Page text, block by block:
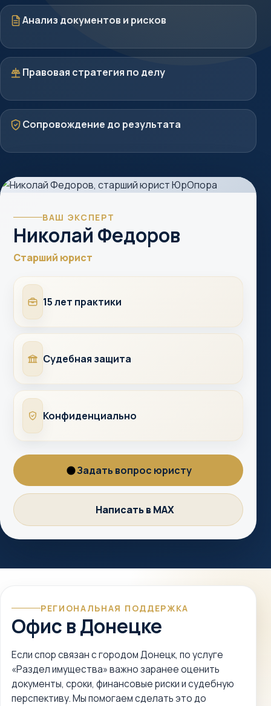
Документы
Анализ документов и рисков
Стратегия
Правовая стратегия по делу
Защита
Сопровождение до результата
ВАШ ЭКСПЕРТ
Николай Федоров
Старший юрист
Опыт15 лет практики
СудыСудебная защита
Конфиденциально
Конфиденциально
Вопрос
юристу
Задать вопрос юристу
MAX
Написать в MAX
РЕГИОНАЛЬНАЯ ПОДДЕРЖКА
Офис в Донецке
Если спор связан с городом Донецк, по услуге
«Раздел имущества» важно заранее оценить
документы, сроки, финансовые риски и судебную
перспективу. Мы помогаем сделать это до